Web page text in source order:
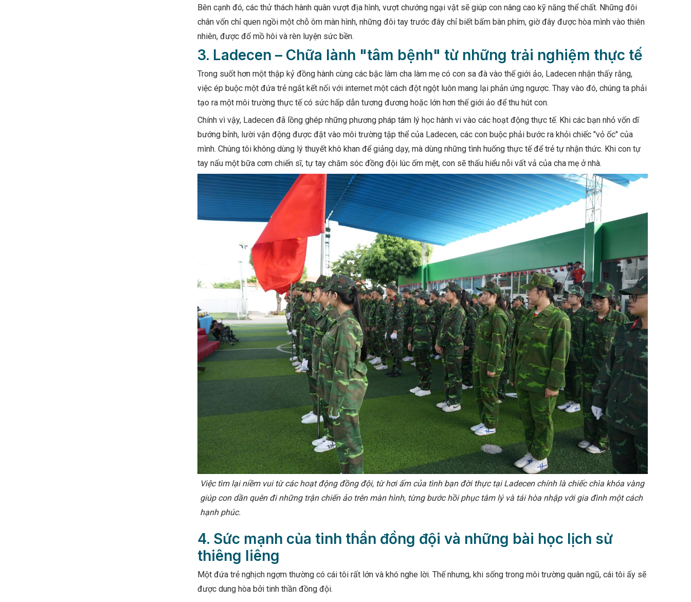
Bên cạnh đó, các thử thách hành quân vượt địa hình, vượt chướng ngại vật sẽ giúp con nâng cao kỹ năng thể chất. Những đôi
chân vốn chỉ quen ngồi một chỗ ôm màn hình, những đôi tay trước đây chỉ biết bấm bàn phím, giờ đây được hòa mình vào thiên
nhiên, được đổ mồ hôi và rèn luyện sức bền.
3. Ladecen – Chữa lành "tâm bệnh" từ những trải nghiệm thực tế
Trong suốt hơn một thập kỷ đồng hành cùng các bậc làm cha làm mẹ có con sa đà vào thế giới ảo, Ladecen nhận thấy rằng,
việc ép buộc một đứa trẻ ngắt kết nối với internet một cách đột ngột luôn mang lại phản ứng ngược. Thay vào đó, chúng ta phải
tạo ra một môi trường thực tế có sức hấp dẫn tương đương hoặc lớn hơn thế giới ảo để thu hút con.
Chính vì vậy, Ladecen đã lồng ghép những phương pháp tâm lý học hành vi vào các hoạt động thực tế. Khi các bạn nhỏ vốn dĩ
bướng bỉnh, lười vận động được đặt vào môi trường tập thể của Ladecen, các con buộc phải bước ra khỏi chiếc "vỏ ốc" của
mình. Chúng tôi không dùng lý thuyết khô khan để giảng dạy, mà dùng những tình huống thực tế để trẻ tự nhận thức. Khi con tự
tay nấu một bữa cơm chiến sĩ, tự tay chăm sóc đồng đội lúc ốm mệt, con sẽ thấu hiểu nỗi vất vả của cha mẹ ở nhà.
Việc tìm lại niềm vui từ các hoạt động đồng đội, từ hơi ấm của tình bạn đời thực tại Ladecen chính là chiếc chìa khóa vàng
giúp con dần quên đi những trận chiến ảo trên màn hình, từng bước hồi phục tâm lý và tái hòa nhập với gia đình một cách
hạnh phúc.
4. Sức mạnh của tinh thần đồng đội và những bài học lịch sử
thiêng liêng
Một đứa trẻ nghịch ngợm thường có cái tôi rất lớn và khó nghe lời. Thế nhưng, khi sống trong môi trường quân ngũ, cái tôi ấy sẽ
được dung hòa bởi tinh thần đồng đội.